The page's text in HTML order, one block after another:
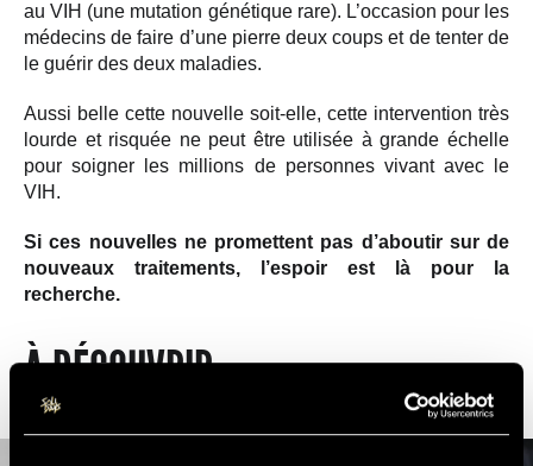
au VIH (une mutation génétique rare). L’occasion pour les
médecins de faire d’une pierre deux coups et de tenter de
le guérir des deux maladies.
Aussi belle cette nouvelle soit-elle, cette intervention très
lourde et risquée ne peut être utilisée à grande échelle
pour soigner les millions de personnes vivant avec le
VIH.
Si ces nouvelles ne promettent pas d’aboutir sur de
nouveaux traitements, l’espoir est là pour la
recherche.
https://rusbank.net/company/zaymer_ru/
À DÉCOUVRIR